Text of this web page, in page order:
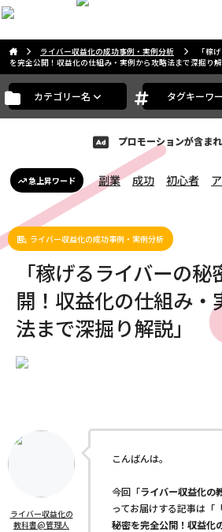
ライバー収益化の成功事例・実例分析
「稼げ
を完全公開！収益化の仕組み・実例から攻略法まで深掘り解
カテゴリー名 タグキーワ
プロモーションが含ま
急上昇ワード 副業 成功 初心者
ライバー収益化の成功事例・実例分析
「稼げるライバーの
開！収益化の仕組み・
法まで深掘り解説」
ライバー収益化の
教科書@管理人
こんばんは。
今回「ライバー収益化の
ってお届けする記事は「
秘密を完全公開！収益化